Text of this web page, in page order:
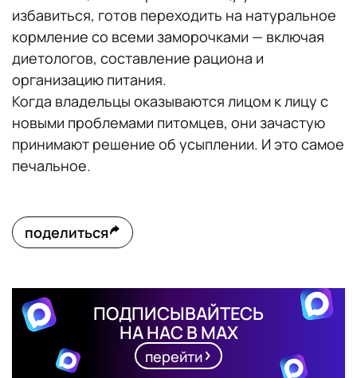
избавиться, готов переходить на натуральное
кормление со всеми заморочками — включая
диетологов, составление рациона и
организацию питания.
Когда владельцы оказываются лицом к лицу с
новыми проблемами питомцев, они зачастую
принимают решение об усыплении. И это самое
печальное.
поделиться
ПОДПИСЫВАЙТЕСЬ
НА НАС В MAX
перейти